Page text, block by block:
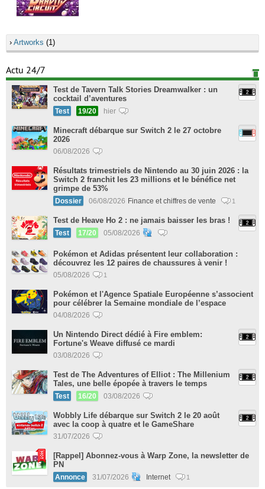
› Artworks (1)
Actu 24/7
Test de Tavern Talk Stories Dreamwalker : un
cocktail d’aventures
Test 19/20 hier
Minecraft débarque sur Switch 2 le 27 octobre
2026
06/08/2026
Résultats trimestriels de Nintendo au 30 juin 2026 : la
Switch 2 franchit les 23 millions et le bénéfice net
grimpe de 53%
Dossier 06/08/2026 Finance et chiffres de vente 1
Test de Heave Ho 2 : ne jamais baisser les bras !
Test 17/20 05/08/2026
Pokémon et Adidas présentent leur collaboration :
découvrez les 12 paires de chaussures à venir !
05/08/2026 1
Pokémon et l'Agence Spatiale Européenne s’associent
pour célébrer la Semaine mondiale de l’espace
04/08/2026
Un Nintendo Direct dédié à Fire emblem:
Fortune's Weave diffusé ce mardi
03/08/2026
Test de The Adventures of Elliot : The Millenium
Tales, une belle épopée à travers le temps
Test 16/20 03/08/2026
Wobbly Life débarque sur Switch 2 le 20 août
avec la coop à quatre et le GameShare
31/07/2026
[Rappel] Abonnez-vous à Warp Zone, la newsletter de
PN
Annonce 31/07/2026 Internet 1